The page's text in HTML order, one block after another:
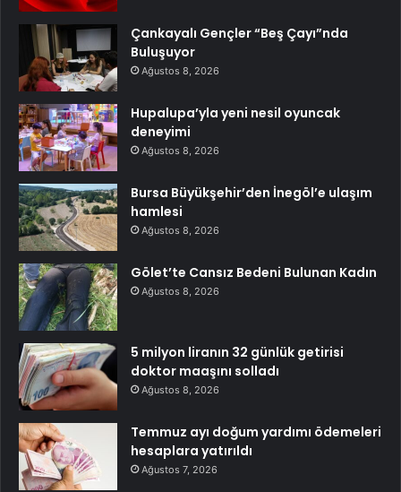
Çankayalı Gençler “Beş Çayı”nda
Buluşuyor
Ağustos 8, 2026
Hupalupa’yla yeni nesil oyuncak
deneyimi
Ağustos 8, 2026
Bursa Büyükşehir’den İnegöl’e ulaşım
hamlesi
Ağustos 8, 2026
Gölet’te Cansız Bedeni Bulunan Kadın
Ağustos 8, 2026
5 milyon liranın 32 günlük getirisi
doktor maaşını solladı
Ağustos 8, 2026
Temmuz ayı doğum yardımı ödemeleri
hesaplara yatırıldı
Ağustos 7, 2026